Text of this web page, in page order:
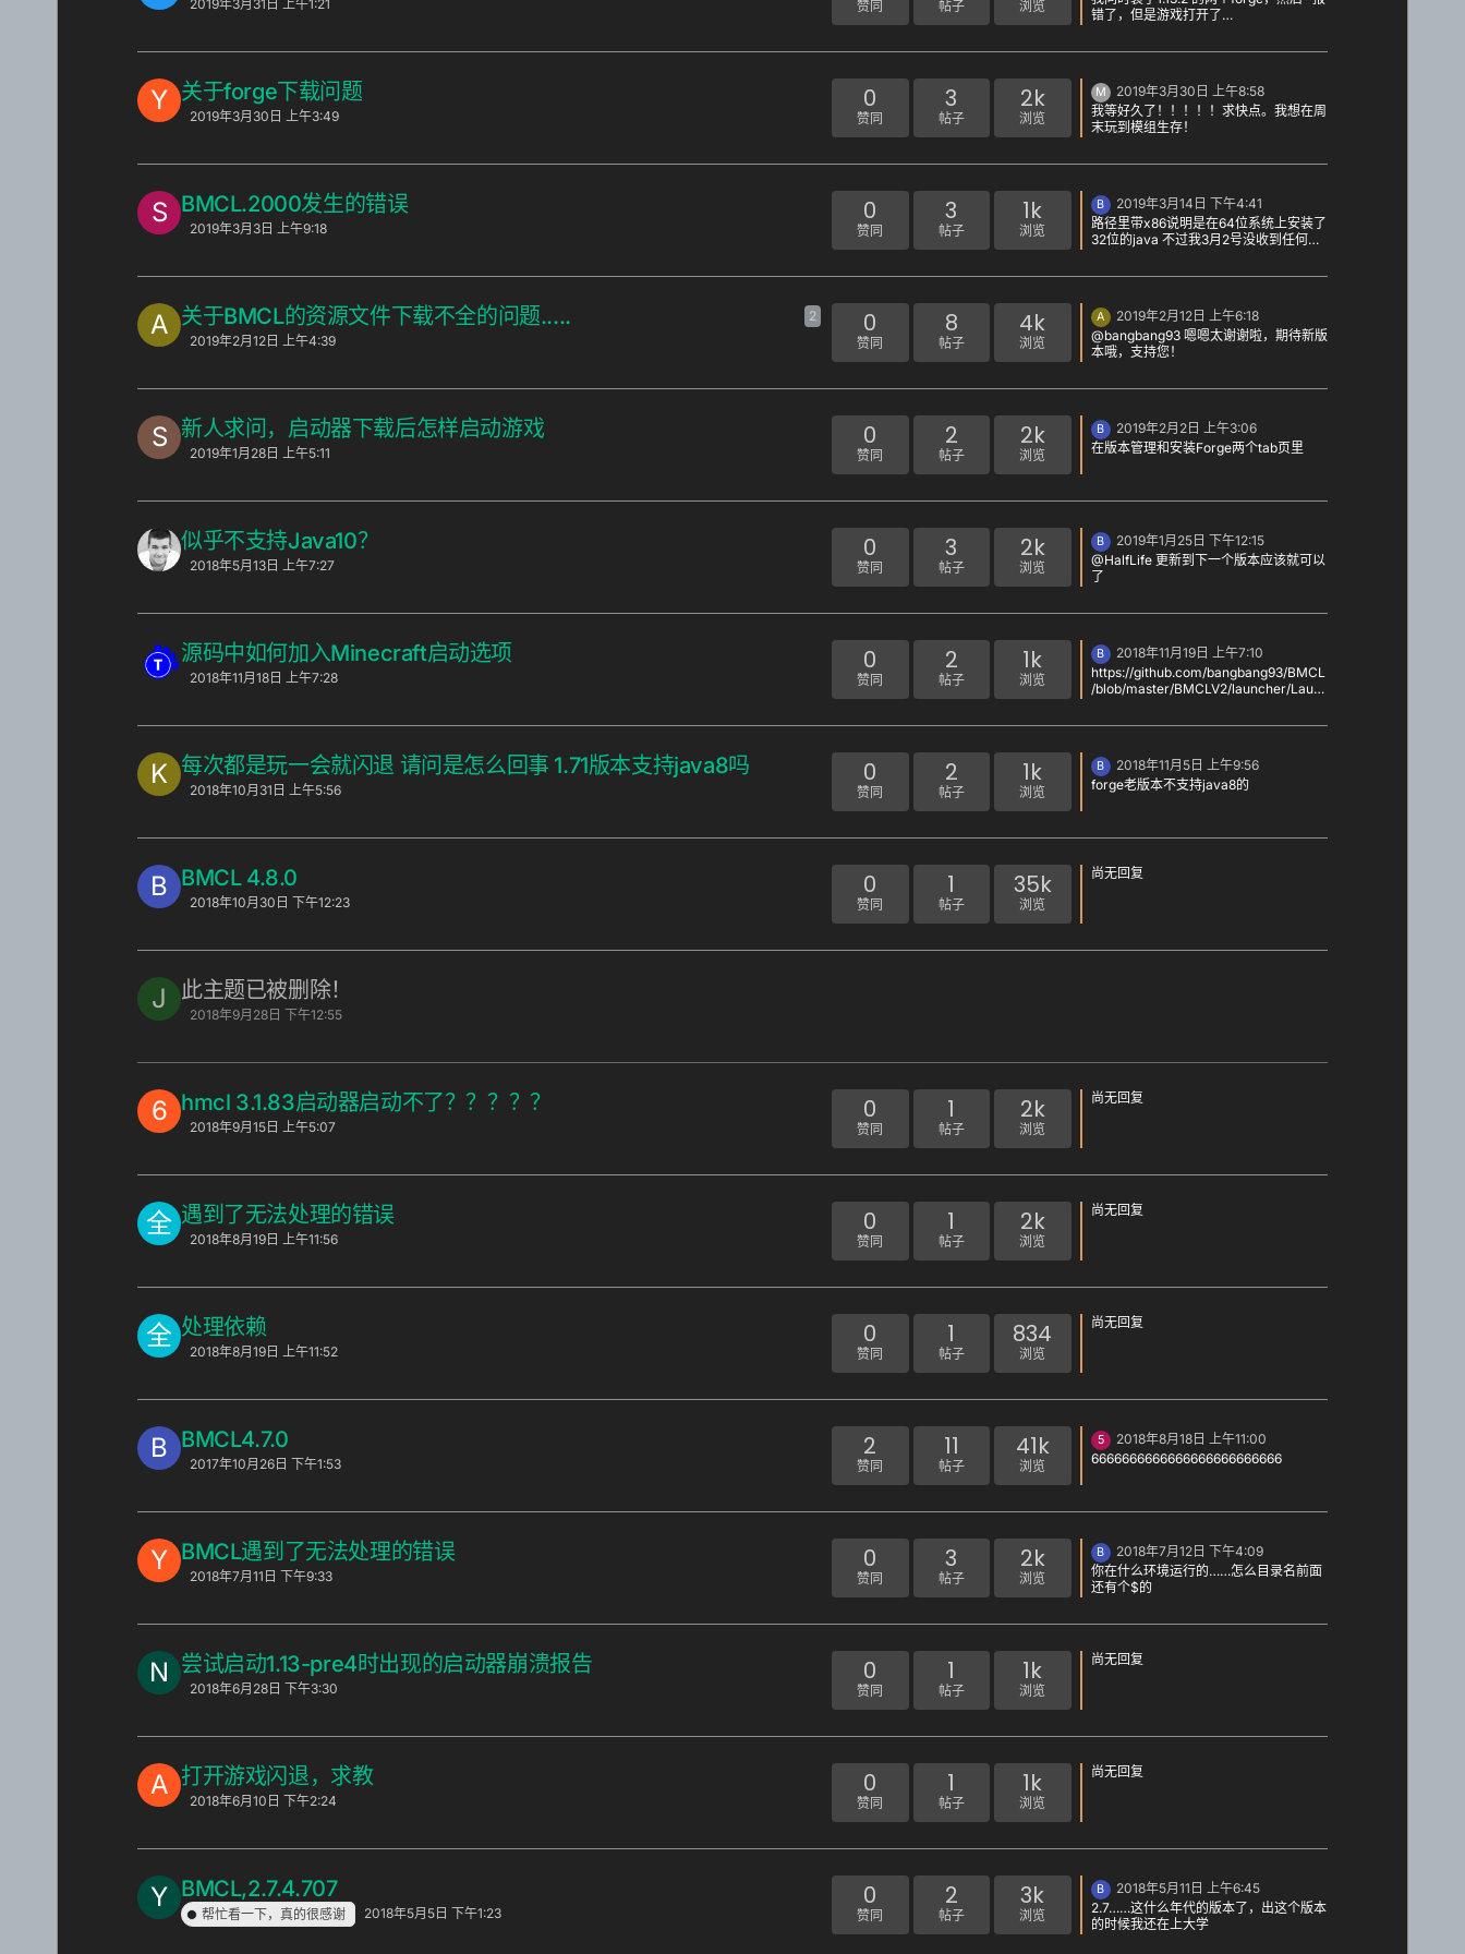
2019年3月31日 上午1:21 赞同 帖子 浏览
Y 关于forge下载问题
2019年3月30日 上午3:49
0
赞同
3
帖子
2k
浏览
M
2019年3月30日 上午8:58
我等好久了！！！！！求快点。我想在周
末玩到模组生存！
S BMCL.2000发生的错误
2019年3月3日 上午9:18
0
赞同
3
帖子
1k
浏览
B
2019年3月14日 下午4:41
路径里带x86说明是在64位系统上安装了
32位的java 不过我3月2号没收到任何微
A 关于BMCL的资源文件下载不全的问题.....
2019年2月12日 上午4:39
2 0
赞同
8
帖子
4k
浏览
A
2019年2月12日 上午6:18
@bangbang93 嗯嗯太谢谢啦，期待新版
本哦，支持您！
S 新人求问，启动器下载后怎样启动游戏
2019年1月28日 上午5:11
0
赞同
2
帖子
2k
浏览
B
2019年2月2日 上午3:06
在版本管理和安装Forge两个tab页里
似乎不支持Java10？
2018年5月13日 上午7:27
0
赞同
3
帖子
2k
浏览
B
2019年1月25日 下午12:15
@HalfLife 更新到下一个版本应该就可以
了
源码中如何加入Minecraft启动选项
2018年11月18日 上午7:28
0
赞同
2
帖子
1k
浏览
B
2018年11月19日 上午7:10
https://github.com/bangbang93/BMCL
/blob/master/BMCLV2/launcher/Laun
K 每次都是玩一会就闪退 请问是怎么回事 1.71版本支持java8吗
2018年10月31日 上午5:56
0
赞同
2
帖子
1k
浏览
B
2018年11月5日 上午9:56
forge老版本不支持java8的
B BMCL 4.8.0
2018年10月30日 下午12:23
0
赞同
1
帖子
35k
浏览
尚无回复
J 此主题已被删除！
2018年9月28日 下午12:55
6 hmcl 3.1.83启动器启动不了？？？？？
2018年9月15日 上午5:07
0
赞同
1
帖子
2k
浏览
尚无回复
全 遇到了无法处理的错误
2018年8月19日 上午11:56
0
赞同
1
帖子
2k
浏览
尚无回复
全 处理依赖
2018年8月19日 上午11:52
0
赞同
1
帖子
834
浏览
尚无回复
B BMCL4.7.0
2017年10月26日 下午1:53
2
赞同
11
帖子
41k
浏览
5
2018年8月18日 上午11:00
6666666666666666666666666
Y BMCL遇到了无法处理的错误
2018年7月11日 下午9:33
0
赞同
3
帖子
2k
浏览
B
2018年7月12日 下午4:09
你在什么环境运行的……怎么目录名前面
还有个$的
N 尝试启动1.13-pre4时出现的启动器崩溃报告
2018年6月28日 下午3:30
0
赞同
1
帖子
1k
浏览
尚无回复
A 打开游戏闪退，求教
2018年6月10日 下午2:24
0
赞同
1
帖子
1k
浏览
尚无回复
Y BMCL,2.7.4.707
帮忙看一下，真的很感谢 2018年5月5日 下午1:23
0
赞同
2
帖子
3k
浏览
B
2018年5月11日 上午6:45
2.7……这什么年代的版本了，出这个版本
的时候我还在上大学